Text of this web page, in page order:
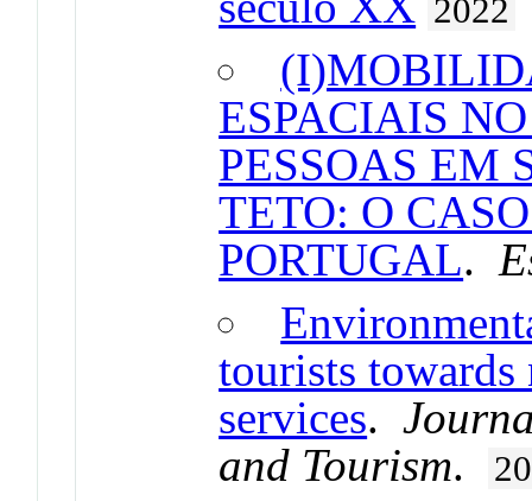
2022
ESPACIAIS
PESSOAS EM
TETO: O
PORTUGAL.
tourists towards
services.
and Tourism.